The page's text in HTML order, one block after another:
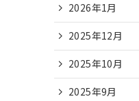
2026年1月
2025年12月
2025年10月
2025年9月